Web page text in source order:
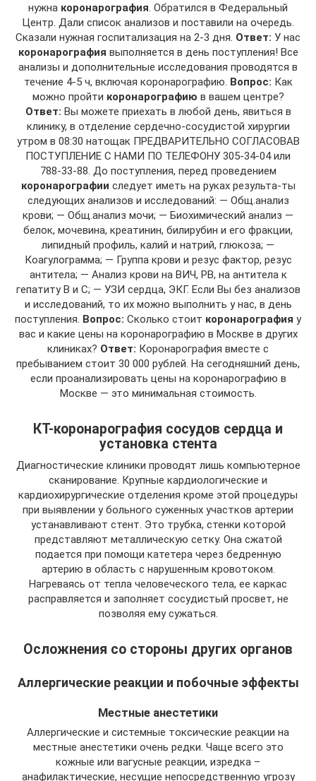
нужна коронарография. Обратился в Федеральный
Центр. Дали список анализов и поставили на очередь.
Сказали нужная госпитализация на 2-3 дня. Ответ: У нас
коронарография выполняется в день поступления! Все
анализы и дополнительные исследования проводятся в
течение 4-5 ч, включая коронарографию. Вопрос: Как
можно пройти коронарографию в вашем центре?
Ответ: Вы можете приехать в любой день, явиться в
клинику, в отделение сердечно-сосудистой хирургии
утром в 08:30 натощак ПРЕДВАРИТЕЛЬНО СОГЛАСОВАВ
ПОСТУПЛЕНИЕ С НАМИ ПО ТЕЛЕФОНУ 305-34-04 или
788-33-88. До поступления, перед проведением
коронарографии следует иметь на руках результа-ты
следующих анализов и исследований: — Общ.анализ
крови; — Общ.анализ мочи; — Биохимический анализ —
белок, мочевина, креатинин, билирубин и его фракции,
липидный профиль, калий и натрий, глюкоза; —
Коагулограмма; — Группа крови и резус фактор, резус
антитела; — Анализ крови на ВИЧ, РВ, на антитела к
гепатиту В и C; — УЗИ сердца, ЭКГ. Если Вы без анализов
и исследований, то их можно выполнить у нас, в день
поступления. Вопрос: Сколько стоит коронарография у
вас и какие цены на коронарографию в Москве в других
клиниках? Ответ: Коронарография вместе с
пребыванием стоит 30 000 рублей. На сегодняшний день,
если проанализировать цены на коронарографию в
Москве — это минимальная стоимость.
КТ-коронарография сосудов сердца и
установка стента
Диагностические клиники проводят лишь компьютерное
сканирование. Крупные кардиологические и
кардиохирургические отделения кроме этой процедуры
при выявлении у больного суженных участков артерии
устанавливают стент. Это трубка, стенки которой
представляют металлическую сетку. Она сжатой
подается при помощи катетера через бедренную
артерию в область с нарушенным кровотоком.
Нагреваясь от тепла человеческого тела, ее каркас
расправляется и заполняет сосудистый просвет, не
позволяя ему сужаться.
Осложнения со стороны других органов
Аллергические реакции и побочные эффекты
Местные анестетики
Аллергические и системные токсические реакции на
местные анестетики очень редки. Чаще всего это
кожные или вагусные реакции, изредка –
анафилактические, несущие непосредственную угрозу